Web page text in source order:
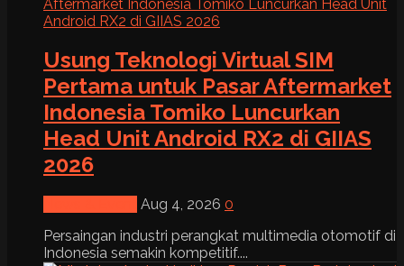
Usung Teknologi Virtual SIM
Pertama untuk Pasar Aftermarket
Indonesia Tomiko Luncurkan
Head Unit Android RX2 di GIIAS
2026
Aug 4, 2026 0
Persaingan industri perangkat multimedia otomotif di
Indonesia semakin kompetitif....